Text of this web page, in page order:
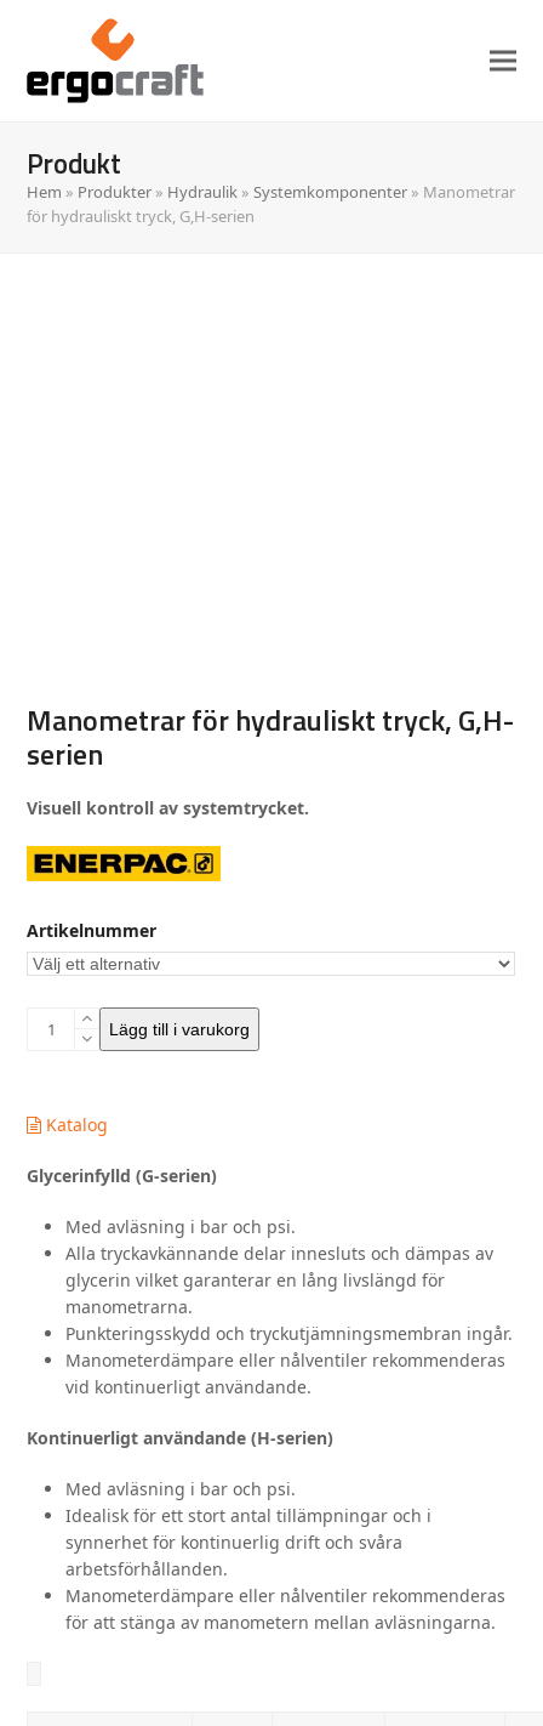
Produkt
Hem » Produkter » Hydraulik »Systemkomponenter » Manometrar
för hydrauliskt tryck, G,H-serien
Manometrar för hydrauliskt tryck, G,H-
serien
Visuell kontroll av systemtrycket.
Artikelnummer
Manometrar
G,H-
mängd
Lägg till i varukorg
Katalog
Glycerinfylld (G-serien)
Med avläsning i bar och psi.
Alla tryckavkännande delar innesluts och dämpas av
glycerin vilket garanterar en lång livslängd för
manometrarna.
Punkteringsskydd och tryckutjämningsmembran ingår.
Manometerdämpare eller nålventiler rekommenderas
vid kontinuerligt användande.
Kontinuerligt användande (H-serien)
Med avläsning i bar och psi.
Idealisk för ett stort antal tillämpningar och i
synnerhet för kontinuerlig drift och svåra
arbetsförhållanden.
Manometerdämpare eller nålventiler rekommenderas
för att stänga av manometern mellan avläsningarna.